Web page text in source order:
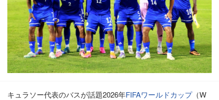
キュラソー代表のバスが話題2026年FIFAワールドカップ（W